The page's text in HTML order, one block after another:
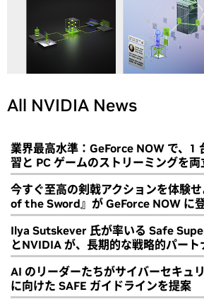
All NVIDIA News
業界最高水準：GeForce NOW で、1
習と PC ゲームのストリーミングを両
今すぐ至高の剣戟アクションを体験
of the Sword』が GeForce NOW に
Ilya Sutskever 氏が率いる Safe
とNVIDIA が、長期的な戦略的パー
AI のリーダーたちがサイバーセキュ
に向けた SAFE ガイドラインを提案